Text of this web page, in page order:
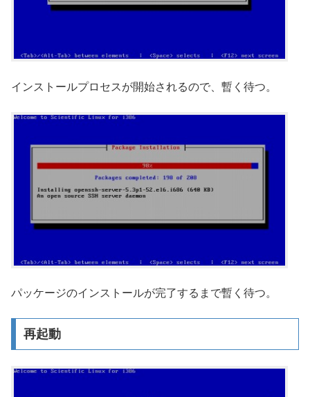
インストールプロセスが開始されるので、暫く待つ。
パッケージのインストールが完了するまで暫く待つ。
再起動